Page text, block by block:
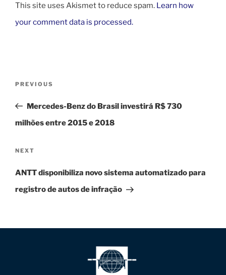
This site uses Akismet to reduce spam. Learn how
your comment data is processed.
PREVIOUS
Mercedes-Benz do Brasil investirá R$ 730
milhões entre 2015 e 2018
NEXT
ANTT disponibiliza novo sistema automatizado para
registro de autos de infração